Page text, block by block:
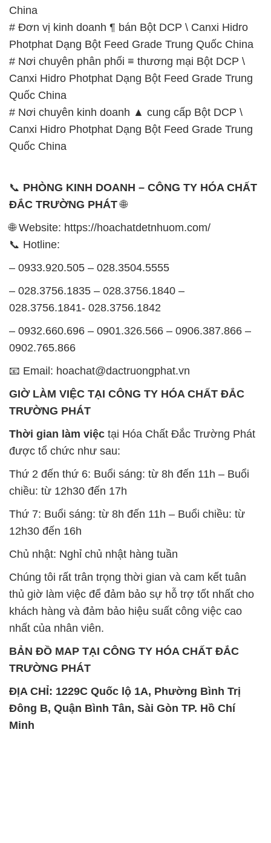
China
# Đơn vị kinh doanh ¶ bán Bột DCP \ Canxi Hidro
Photphat Dạng Bột Feed Grade Trung Quốc China
# Nơi chuyên phân phối ≡ thương mại Bột DCP \
Canxi Hidro Photphat Dạng Bột Feed Grade Trung
Quốc China
# Nơi chuyên kinh doanh ▲ cung cấp Bột DCP \
Canxi Hidro Photphat Dạng Bột Feed Grade Trung
Quốc China
📞 PHÒNG KINH DOANH – CÔNG TY HÓA CHẤT
ĐẮC TRƯỜNG PHÁT🌐
🌐 Website: https://hoachatdetnhuom.com/
📞 Hotline:
– 0933.920.505 – 028.3504.5555
– 028.3756.1835 – 028.3756.1840 –
028.3756.1841- 028.3756.1842
– 0932.660.696 – 0901.326.566 – 0906.387.866 –
0902.765.866
📧 Email: hoachat@dactruongphat.vn
GIỜ LÀM VIỆC TẠI CÔNG TY HÓA CHẤT ĐẮC
TRƯỜNG PHÁT
Thời gian làm việc tại Hóa Chất Đắc Trường Phát
được tổ chức như sau:
Thứ 2 đến thứ 6: Buổi sáng: từ 8h đến 11h – Buổi
chiều: từ 12h30 đến 17h
Thứ 7: Buổi sáng: từ 8h đến 11h – Buổi chiều: từ
12h30 đến 16h
Chủ nhật: Nghỉ chủ nhật hàng tuần
Chúng tôi rất trân trọng thời gian và cam kết tuân
thủ giờ làm việc để đảm bảo sự hỗ trợ tốt nhất cho
khách hàng và đảm bảo hiệu suất công việc cao
nhất của nhân viên.
BẢN ĐỒ MAP TẠI CÔNG TY HÓA CHẤT ĐẮC
TRƯỜNG PHÁT
ĐỊA CHỈ: 1229C Quốc lộ 1A, Phường Bình Trị
Đông B, Quận Bình Tân, Sài Gòn TP. Hồ Chí
Minh